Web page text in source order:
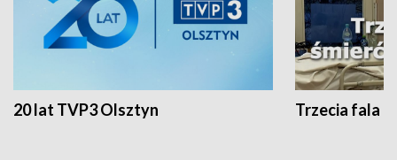
20 lat TVP3 Olsztyn Trzecia fala -